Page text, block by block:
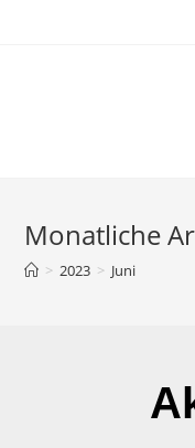
Monatliche
> 2023 > Juni